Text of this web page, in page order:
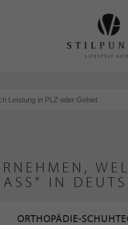
IN
ORTHOPÄDIE-